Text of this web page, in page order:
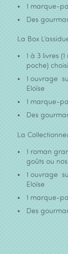
1 marque-
Des
La Box
1 à 3 livres
poche)
1 ouvrage
Eloïse
1 marque-
Des
La
1 roman
goûts ou
1 ouvrage
Eloïse
1 marque-
Des